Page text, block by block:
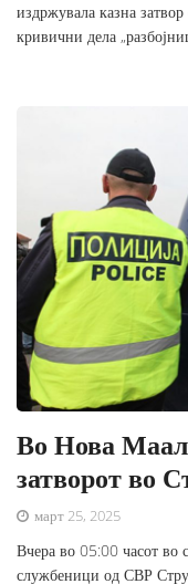
издржувала казна
кривични дела
Во Нова
затворот во
март 25, 2025
Вчера во 05:00 часот во
службеници од СВР